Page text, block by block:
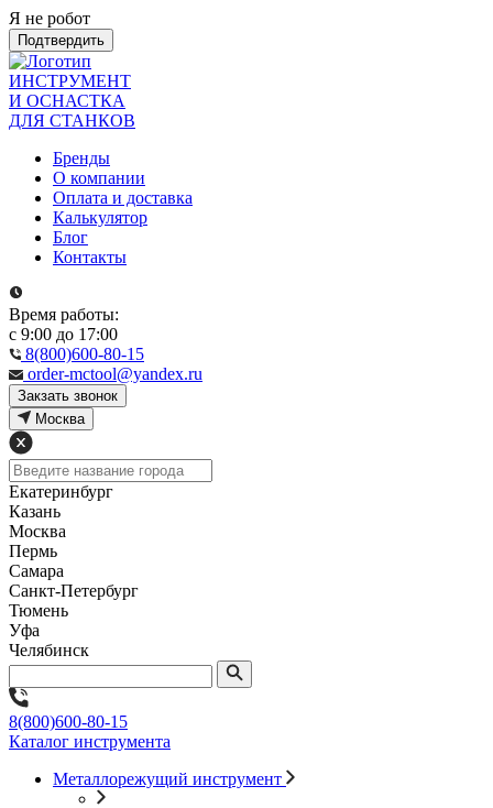
Я не робот
Подтвердить
ИНСТРУМЕНТ
И ОСНАСТКА
ДЛЯ СТАНКОВ
Бренды
О компании
Оплата и доставка
Калькулятор
Блог
Контакты
Время работы:
с 9:00 до 17:00
8(800)600-80-15
order-mctool@yandex.ru
Закзать звонок
Москва
Екатеринбург
Казань
Москва
Пермь
Самара
Санкт-Петербург
Тюмень
Уфа
Челябинск
8(800)600-80-15
Каталог инструмента
Металлорежущий инструмент